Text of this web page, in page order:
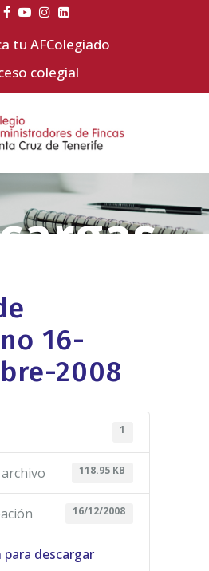
tu AFColegiado
colegial
16-
2008
1
118.95 KB
16/12/2008
para descargar